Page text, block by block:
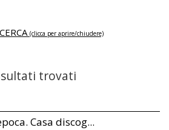
(clicca per aprire/chiudere)
trovati
Casa discog...